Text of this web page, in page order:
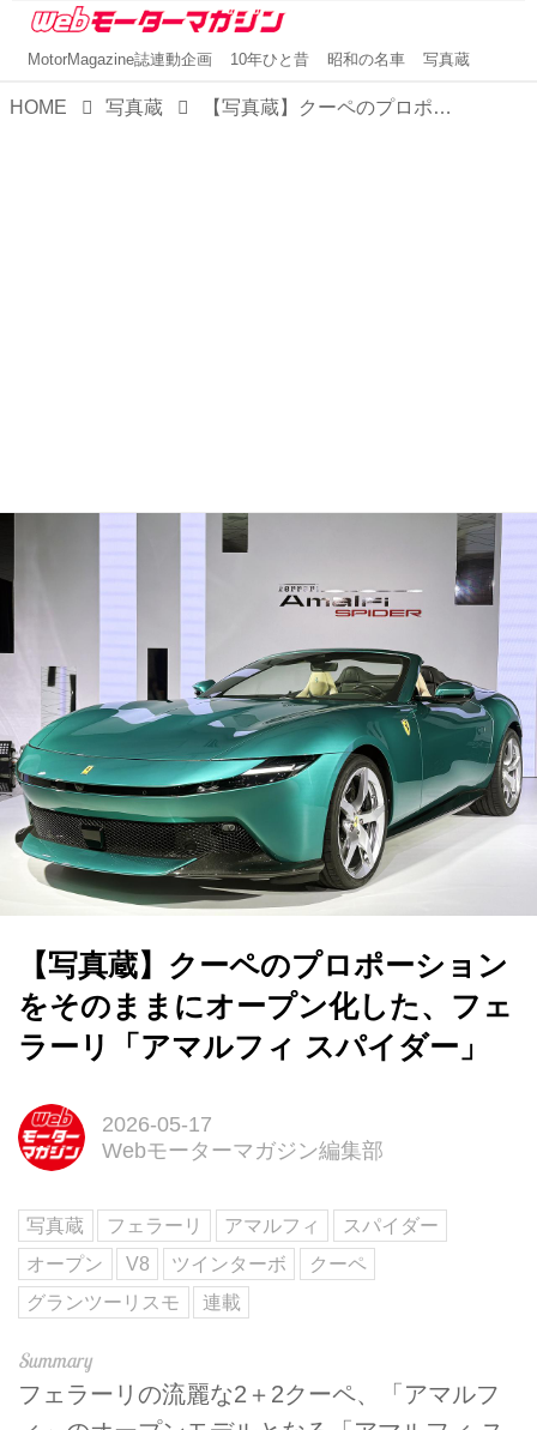
MotorMagazine誌連動企画 10年ひと昔 昭和の名車 写真蔵
HOME 写真蔵 【写真蔵】クーペのプロポーションをそのままにオープン化した、フェラーリ「アマルフィ スパイダー」
【写真蔵】クーペのプロポーション
をそのままにオープン化した、フェ
ラーリ「アマルフィ スパイダー」
2026-05-17
Webモーターマガジン編集部
写真蔵 フェラーリ アマルフィ
スパイダー
オープン
V8 ツインターボ
クーペ
グランツーリスモ
連載
フェラーリの流麗な2＋2クーペ、「アマルフ